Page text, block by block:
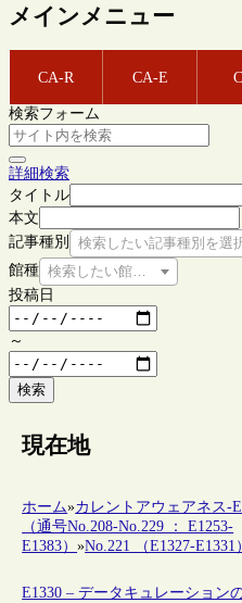
メインメニュー
CA-R CA-E
検索フォーム
詳細検索
タイトル
本文
記事種別
検索したい記事種別を選
館種 検索したい館種を選択してくだ
投稿日
～
検索
現在地
ホーム»カレントアウェアネス-E
（通号No.208-No.229 ： E1253-
E1383）»No.221 （E1327-E1331
E1330 – データキュレーション